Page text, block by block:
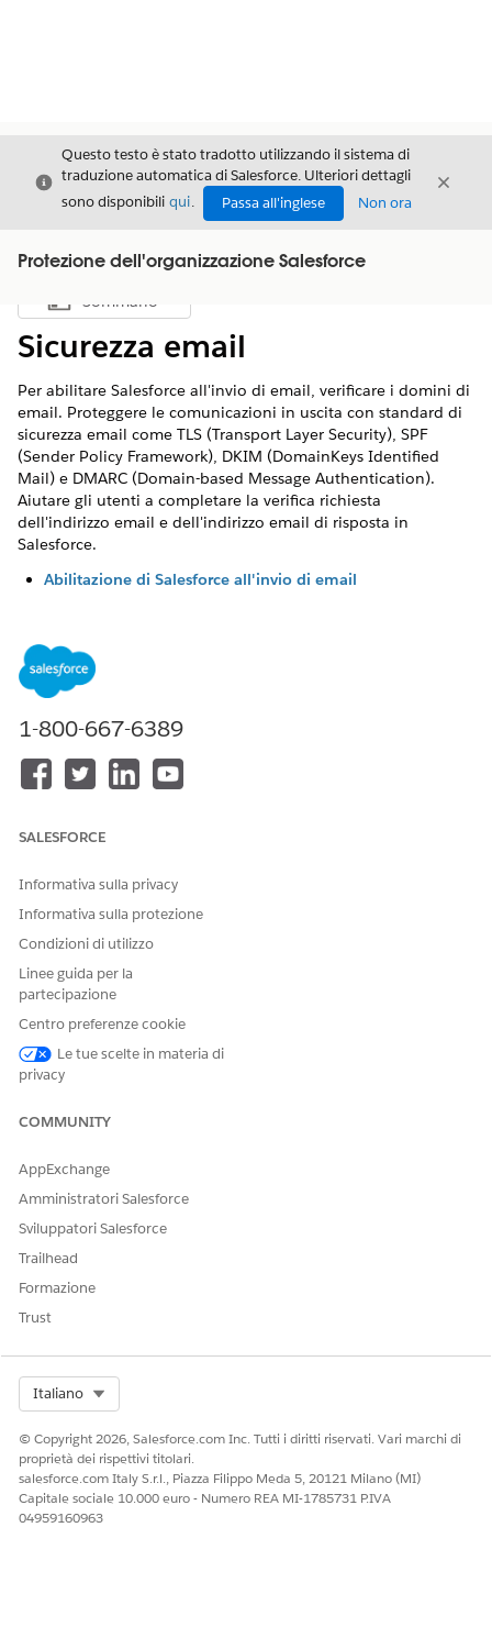
Chiudi
Questo testo è stato tradotto utilizzando il sistema di
traduzione automatica di Salesforce. Ulteriori dettagli
sono disponibili qui. Passa all'inglese Non ora
Chiudi
Protezione dell'organizzazione Salesforce
Mostra sommario
Sommario
Sicurezza email
Per abilitare Salesforce all'invio di email, verificare i domini di
email. Proteggere le comunicazioni in uscita con standard di
sicurezza email come TLS (Transport Layer Security), SPF
(Sender Policy Framework), DKIM (DomainKeys Identified
Mail) e DMARC (Domain-based Message Authentication).
Aiutare gli utenti a completare la verifica richiesta
dell'indirizzo email e dell'indirizzo email di risposta in
Salesforce.
Abilitazione di Salesforce all'invio di email
livello di utente. Gli amministratori Salesforce verificano i
domini di cui si è titolari e gli utenti verificano gli indirizzi
email e restituiscono gli indirizzi email.
Meccanismi di sicurezza delle email
Salesforce supporta diversi meccanismi di sicurezza email:
Transaction Layer Security (TLS), Sender Policy Framework
(DMARC). Ogni meccanismo protegge diversi aspetti di un
Domini di email autorizzati
Per inviare email per conto degli utenti, Salesforce
richiede che si verifichi la proprietà dei domini di email. Si
consiglia di impostare DomainKeys Identified Mail (DKIM)
per soddisfare questo requisito. Se non è possibile
impostare chiavi DKIM, verificare di essere titolari di un
dominio tramite un dominio email autorizzato.
Verifica indirizzo email utente
Salesforce finché non vengono verificati l'indirizzo email
descritto come identificare gli utenti con indirizzi email
non verificati e aiutarli a completare questo passaggio
obbligatorio.
Facci sapere, così possiamo migliorare!
1-800-667-6389
SALESFORCE
Informativa sulla privacy
Informativa sulla protezione
Condizioni di utilizzo
Linee guida per la
partecipazione
Centro preferenze cookie
Le tue scelte in materia di
privacy
COMMUNITY
AppExchange
Amministratori Salesforce
Sviluppatori Salesforce
Trailhead
Formazione
Trust
Italiano
© Copyright 2026, Salesforce.com Inc. Tutti i diritti riservati. Vari marchi di
proprietà dei rispettivi titolari.
salesforce.com Italy S.r.l., Piazza Filippo Meda 5, 20121 Milano (MI)
Capitale sociale 10.000 euro - Numero REA MI-1785731 P.IVA
04959160963